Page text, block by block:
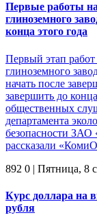
Первые работы
глиноземного
конца этого года
Первый этап
глиноземного
начать после
завершить до
общественных
департамента
безопасности
рассказали
892 0 | Пятница, 8
Курс доллара на
рубля